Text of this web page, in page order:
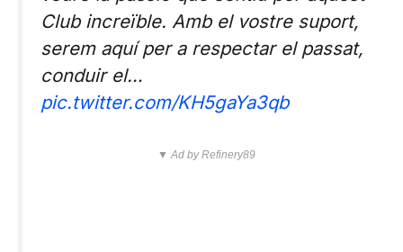
Club increïble. Amb el vostre suport,
serem aquí per a respectar el passat,
conduir el…
pic.twitter.com/KH5gaYa3qb
▼ Ad by Refinery89